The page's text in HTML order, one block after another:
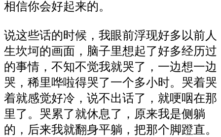
相信你会好起来的。
说这些话的时候，我眼前浮现好多以前人
生坎坷的画面，脑子里想起了好多经历过
的事情，不知不觉我就哭了，一边想一边
哭，稀里哗啦得哭了一个多小时。哭着哭
着就感觉好冷，说不出话了，就哽咽在那
里了。哭累了就休息了，原来我是侧躺
的，后来我就翻身平躺，把那个脚蹬直。